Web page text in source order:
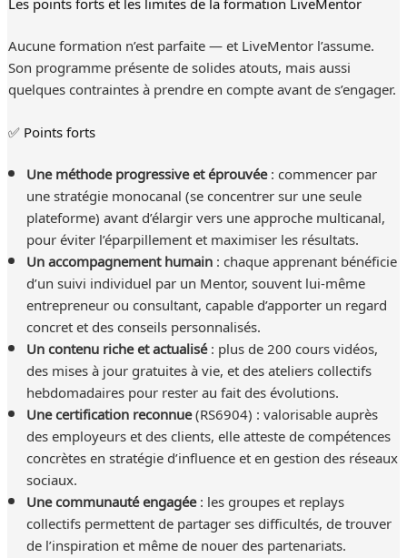
Aucune formation n’est parfaite — et LiveMentor l’assume.
Son programme présente de solides atouts, mais aussi
quelques contraintes à prendre en compte avant de s’engager.
✅ Points forts
Une méthode progressive et éprouvée: commencer par
une stratégie monocanal (se concentrer sur une seule
plateforme) avant d’élargir vers une approche multicanal,
pour éviter l’éparpillement et maximiser les résultats.
Un accompagnement humain: chaque apprenant bénéficie
d’un suivi individuel par un Mentor, souvent lui-même
entrepreneur ou consultant, capable d’apporter un regard
concret et des conseils personnalisés.
Un contenu riche et actualisé: plus de 200 cours vidéos,
des mises à jour gratuites à vie, et des ateliers collectifs
hebdomadaires pour rester au fait des évolutions.
Une certification reconnue(RS6904) : valorisable auprès
des employeurs et des clients, elle atteste de compétences
concrètes en stratégie d’influence et en gestion des réseaux
sociaux.
Une communauté engagée: les groupes et replays
collectifs permettent de partager ses difficultés, de trouver
de l’inspiration et même de nouer des partenariats.